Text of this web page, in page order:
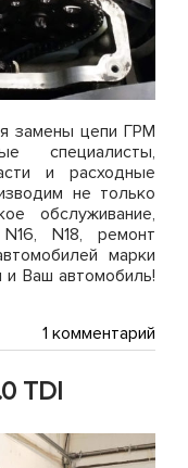
замены цепи ГРМ
специалисты,
и расходные
не только
обслуживание,
N18, ремонт
марки
Ваш автомобиль!
1 комментарий
на
MINI
TDI